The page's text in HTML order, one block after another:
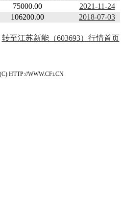
75000.00
2021-11-24
106200.00 2018-07-03
转至江苏新能（603693）行情首页
HTTP://WWW.CFi.CN